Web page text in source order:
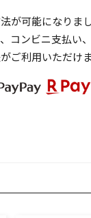
ト この内
が可能になりまし
コンビニ支払い
ご利用いただけま